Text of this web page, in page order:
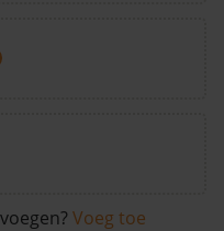
Voeg toe